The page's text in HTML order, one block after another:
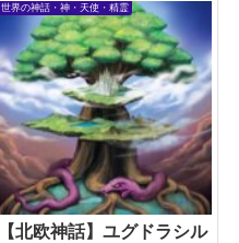
世界の神話・神・天使・精霊
【北欧神話】ユグドラシル